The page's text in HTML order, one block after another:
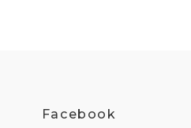
Facebook